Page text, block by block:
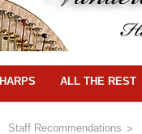
HARPS ALL THE REST
Staff Recommendations